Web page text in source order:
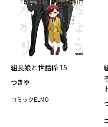
組長娘と世話係 15
つきや
コミックELMO